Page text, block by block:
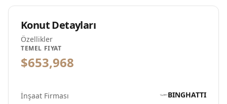
Konut Detayları
Özellikler
TEMEL FIYAT
$653,968
İnşaat Firması BINGHATTI